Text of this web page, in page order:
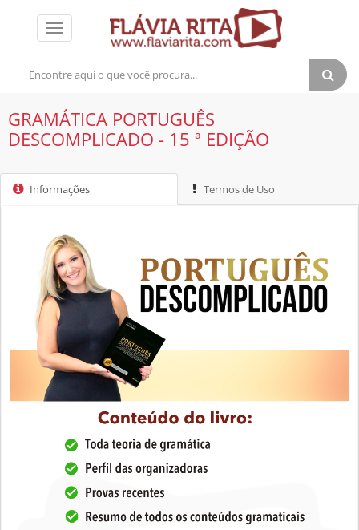
Toggle
GRAMÁTICA PORTUGUÊS
DESCOMPLICADO - 15 ª EDIÇÃO
Informações Termos de Uso